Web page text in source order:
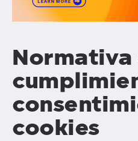
Normativa
cookies